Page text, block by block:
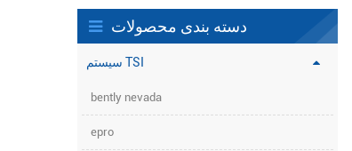
دسته بندی محصولات
سیستم TSI
bently nevada
epro